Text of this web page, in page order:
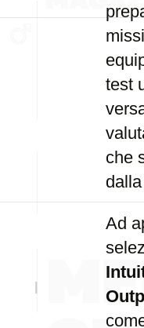
test
che
Ad